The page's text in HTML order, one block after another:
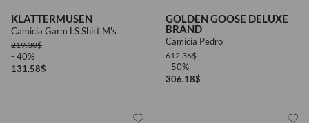
KLATTERMUSEN
Camicia Garm LS Shirt M's
219.30$
- 40%
131.58$
GOLDEN GOOSE DELUXE
BRAND
Camicia Pedro
612.36$
- 50%
306.18$